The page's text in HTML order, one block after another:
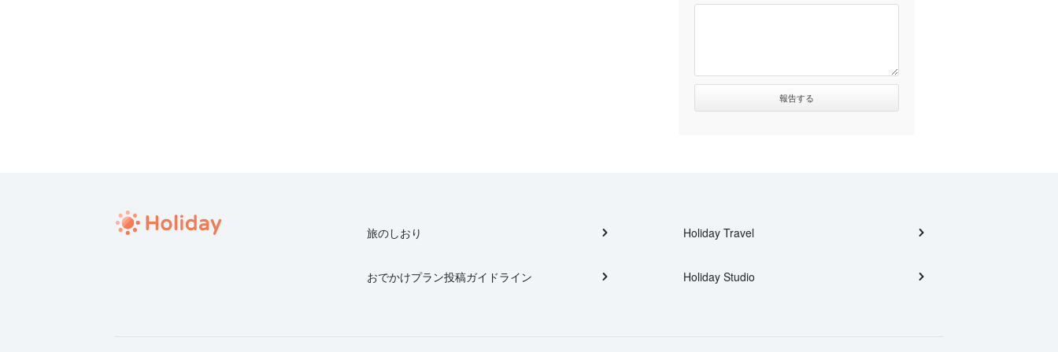
旅のしおり
おでかけプラン投稿ガイドライン
Holiday Travel
Holiday Studio